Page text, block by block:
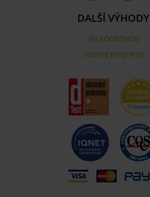
DALŠÍ VÝHODY
VELKOOBCHOD
Slevové programy